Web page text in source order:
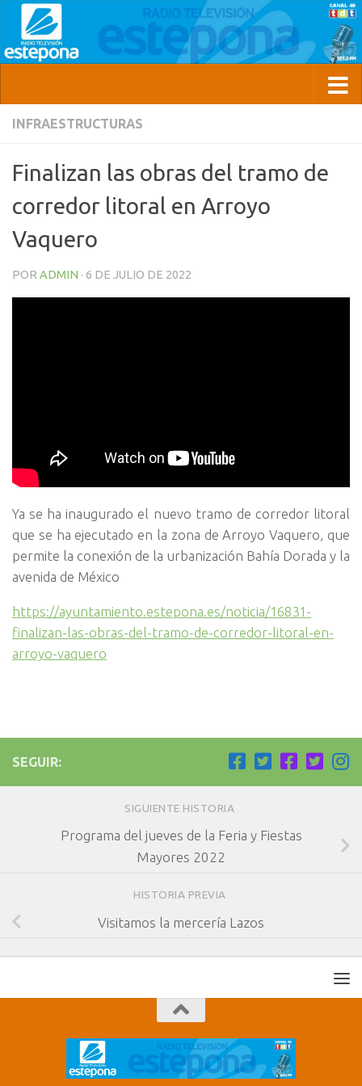
INFRAESTRUCTURAS
Finalizan las obras del tramo de
corredor litoral en Arroyo
Vaquero
POR ADMIN · 6 DE JULIO DE 2022
Ya se ha inaugurado el nuevo tramo de corredor litoral
que se ha ejecutado en la zona de Arroyo Vaquero, que
permite la conexión de la urbanización Bahía Dorada y la
avenida de México
https://ayuntamiento.estepona.es/noticia/16831-
finalizan-las-obras-del-tramo-de-corredor-litoral-en-
arroyo-vaquero
SEGUIR:
SIGUIENTE HISTORIA
Programa del jueves de la Feria y Fiestas
Mayores 2022
HISTORIA PREVIA
Visitamos la mercería Lazos